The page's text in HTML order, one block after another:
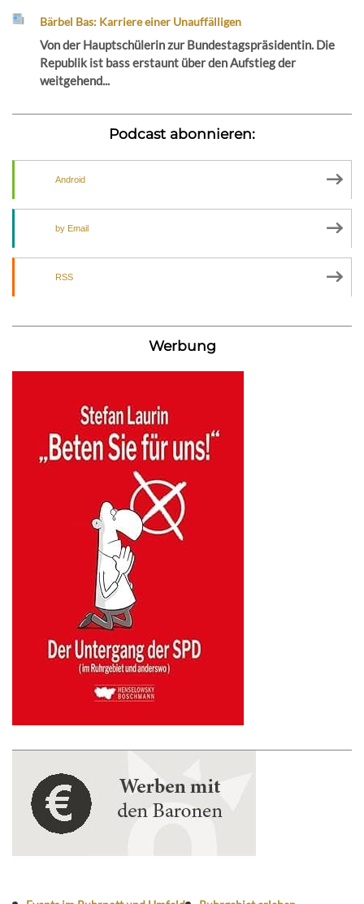
Bärbel Bas: Karriere einer Unauffälligen
Von der Hauptschülerin zur Bundestagspräsidentin. Die
Republik ist bass erstaunt über den Aufstieg der
weitgehend...
Podcast abonnieren:
Android
by Email
RSS
Werbung